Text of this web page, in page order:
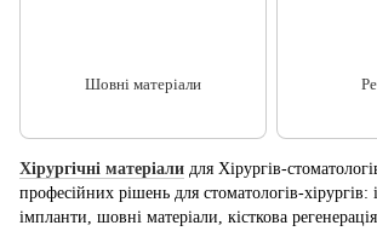
Хірургічні матеріали для Хірургів-
професійних рішень для стоматологів-хірургів:
імпланти, шовні матеріали, кісткова
Шовні матеріали